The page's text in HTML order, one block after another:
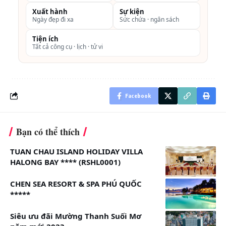
điểm du lịch của thành phố Phan Thiết. Cách trung
tâm Thành phố Phan Thiết khoảng 19 km, cách ga
Phan Thiết khoảng 23km, cách Đồi Cát Bay Mũi Né
khoảng 8 km.
Địa chỉ: 54 Huỳnh Thúc Kháng, Khu phố 4, Hàm Tiến, TP
Khách sạn Mường Thanh Holiday Mũi Né có khu vực
bãi biển riêng, với 156 phòng nghỉ được trang bị đầy
Xuất hành
Ngày đẹp đi xa
Sự kiện
Sức chứa · ngân sách
Tiện ích
Tất cả công cụ · lịch · tử vi
Facebook
Bạn có thể thích
TUAN CHAU ISLAND HOLIDAY VILLA
HALONG BAY **** (RSHL0001)
CHEN SEA RESORT & SPA PHÚ QUỐC
*****
Siêu ưu đãi Mường Thanh Suối Mơ